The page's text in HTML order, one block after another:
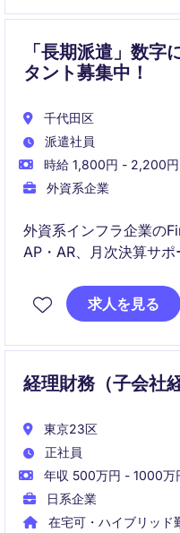
「長期派遣」数
タント募集中！
千代田区
派遣社員
時給 1,800円 - 2,200円
外資系企業
外資系インフラ企業の
AP・AR、月次決算サ
で専門性を高めたい方
求人を見る
経理財務（子会社
東京23区
正社員
年収 500万円 - 1000万
日系企業
在宅可・ハイブリッド